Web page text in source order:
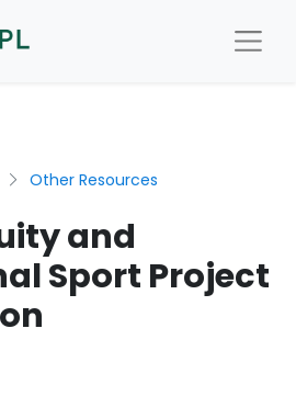
Other Resources
and
Sport Project